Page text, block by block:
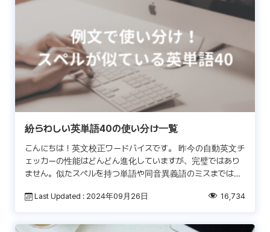
紛らわしい英単語40の使い分け一覧
こんにちは！英文校正ワードバイスです。 昨今の自動英文チ
ェッカーの性能はどんどん進化していますが、完璧ではあり
ません。似たスペルを持つ単語や同音異義語のミスまではキ
[…]Last Updated : 2024年09月26日 16,734